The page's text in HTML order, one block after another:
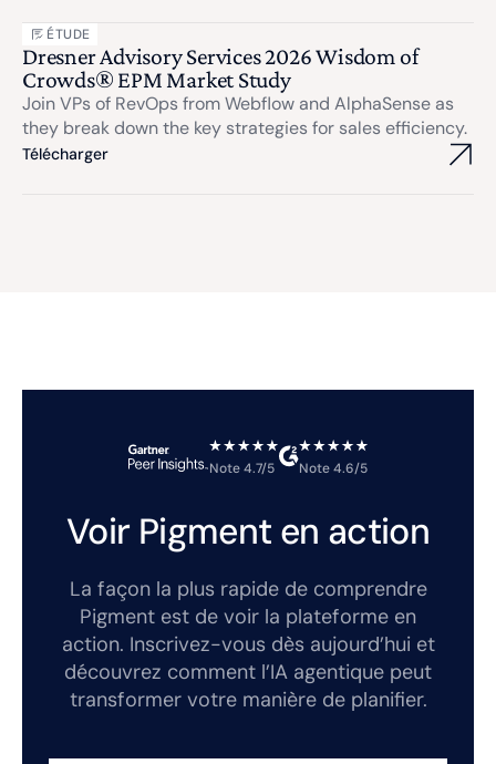
ÉTUDE
Dresner Advisory Services 2026 Wisdom of
Crowds® EPM Market Study
Join VPs of RevOps from Webflow and AlphaSense as
they break down the key strategies for sales efficiency.
Télécharger
Note 4.7/5 Note 4.6/5
Voir Pigment en action
La façon la plus rapide de comprendre
Pigment est de voir la plateforme en
action. Inscrivez-vous dès aujourd’hui et
découvrez comment l’IA agentique peut
transformer votre manière de planifier.